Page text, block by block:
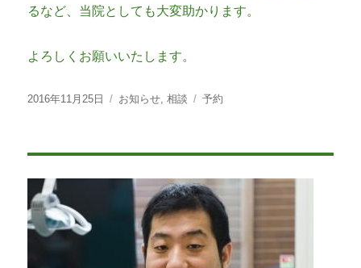
るなど、当院としても大変助かります。
よろしくお願いいたします。
投
2016年11月25日
カ
お知らせ,相談
タ
予約